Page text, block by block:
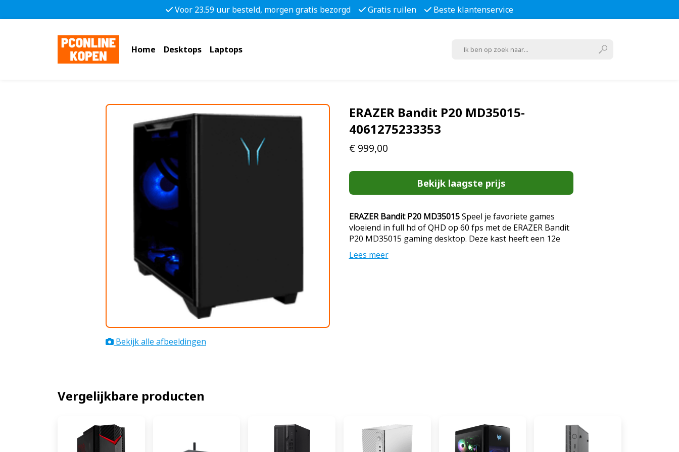
Voor 23.59 uur besteld, morgen gratis bezorgd Gratis ruilen Beste klantenservice
Home Desktops Laptops
Bekijk alle afbeeldingen
ERAZER Bandit P20 MD35015-
4061275233353
€ 999,00
Bekijk laagste prijs
ERAZER Bandit P20 MD35015Speel je favoriete games
vloeiend in full hd of QHD op 60 fps met de ERAZER Bandit
P20 MD35015 gaming desktop. Deze kast heeft een 12e
generatie Intel Core i7 processor, 16 gigabyte DDR5
werkgeheugen en een NVIDIA GeForce RTX 4060
Advies van onze specialist Foto's bewerken: geschikt
Video's bewerken: geschikt Streamen in full hd: geschikt
Streamen in 4K: ongeschikt, minimaal 32 gigabyte
Lees meer
Vergelijkbare producten